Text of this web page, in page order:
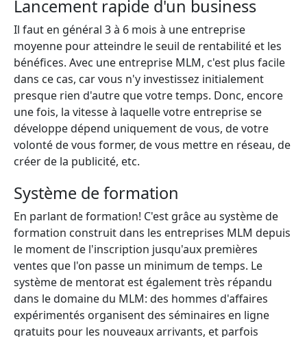
Lancement rapide d'un business
Il faut en général 3 à 6 mois à une entreprise
moyenne pour atteindre le seuil de rentabilité et les
bénéfices. Avec une entreprise MLM, c'est plus facile
dans ce cas, car vous n'y investissez initialement
presque rien d'autre que votre temps. Donc, encore
une fois, la vitesse à laquelle votre entreprise se
développe dépend uniquement de vous, de votre
volonté de vous former, de vous mettre en réseau, de
créer de la publicité, etc.
Système de formation
En parlant de formation! C'est grâce au système de
formation construit dans les entreprises MLM depuis
le moment de l'inscription jusqu'aux premières
ventes que l'on passe un minimum de temps. Le
système de mentorat est également très répandu
dans le domaine du MLM: des hommes d'affaires
expérimentés organisent des séminaires en ligne
gratuits pour les nouveaux arrivants, et parfois